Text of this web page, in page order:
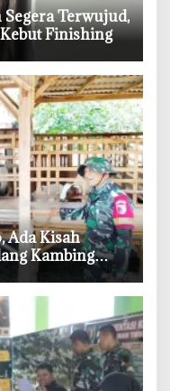
Terwujud,
Finishing
Ada Kisah
Kambing